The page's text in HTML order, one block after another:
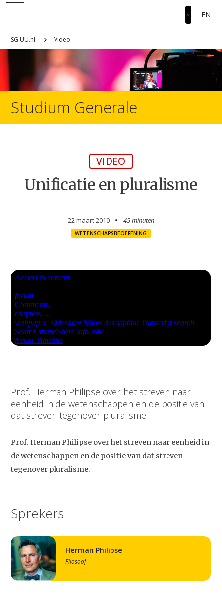
EN
SG.UU.nl Video
Studium Generale
VIDEO
Unificatie en pluralisme
22 maart 2010 45 minuten
WETENSCHAPSBEOEFENING
Prof. Herman Philipse over het streven naar
eenheid in de wetenschappen en de positie van
dat streven tegenover pluralisme.
Prof. Herman Philipse over het streven naar eenheid in
de wetenschappen en de positie van dat streven
tegenover pluralisme.
Sprekers
Herman Philipse
Filosoof